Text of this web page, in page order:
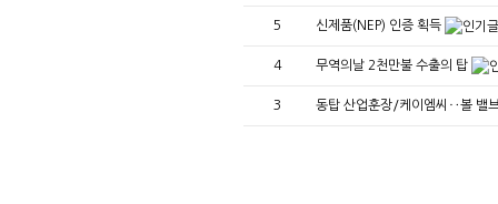
5 신제품(NEP) 인증 획득
4 무역의날 2천만불 수출의 탑
3 동탑 산업훈장/케이엠씨‥볼 밸